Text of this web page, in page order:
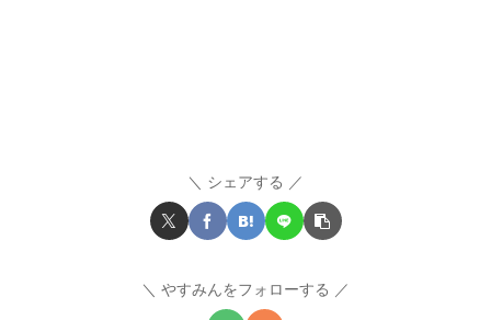
シェアする
やすみんをフォローする